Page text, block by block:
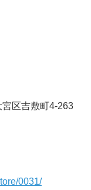
区吉敷町4-263
0031/